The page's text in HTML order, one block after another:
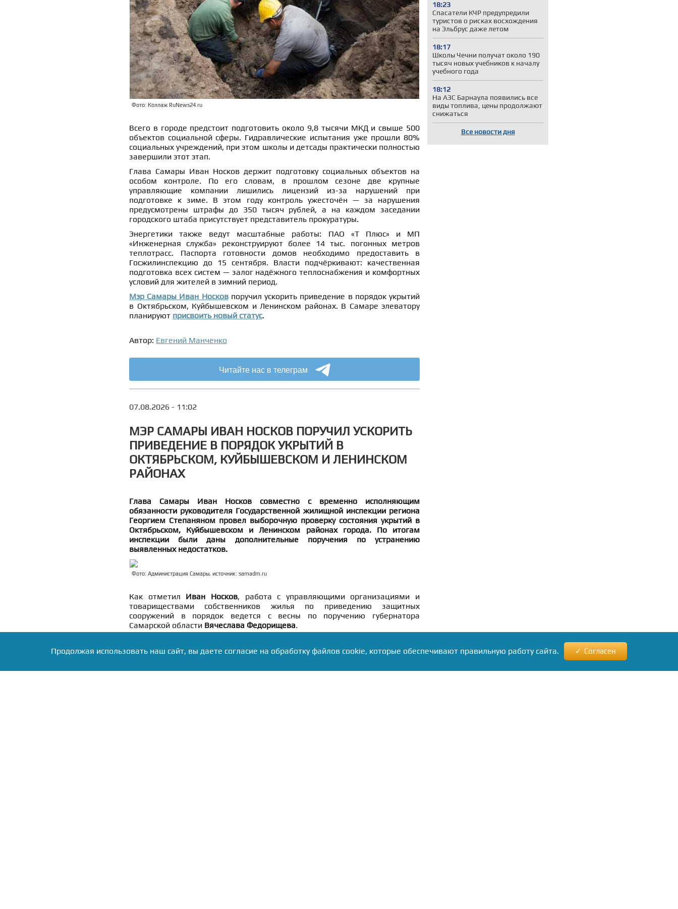
18:23
Спасатели КЧР предупредили
туристов о рисках восхождения
на Эльбрус даже летом
18:17
Школы Чечни получат около 190
тысяч новых учебников к началу
учебного года
18:12
На АЗС Барнаула появились все
виды топлива, цены продолжают
снижаться
Все новости дня
Фото: Коллаж RuNews24.ru
Всего в городе предстоит подготовить около 9,8 тысячи МКД и свыше 500
объектов социальной сферы. Гидравлические испытания уже прошли 80%
социальных учреждений, при этом школы и детсады практически полностью
завершили этот этап.
Глава Самары Иван Носков держит подготовку социальных объектов на
особом контроле. По его словам, в прошлом сезоне две крупные
управляющие компании лишились лицензий из-за нарушений при
подготовке к зиме. В этом году контроль ужесточён — за нарушения
предусмотрены штрафы до 350 тысяч рублей, а на каждом заседании
городского штаба присутствует представитель прокуратуры.
Энергетики также ведут масштабные работы: ПАО «Т Плюс» и МП
«Инженерная служба» реконструируют более 14 тыс. погонных метров
теплотрасс. Паспорта готовности домов необходимо предоставить в
Госжилинспекцию до 15 сентября. Власти подчёркивают: качественная
подготовка всех систем — залог надёжного теплоснабжения и комфортных
условий для жителей в зимний период.
Мэр Самары Иван Носковпоручил ускорить приведение в порядок укрытий
в Октябрьском, Куйбышевском и Ленинском районах. В Самаре элеватору
планируют присвоить новый статус.
Автор: Евгений Манченко
Читайте нас в телеграм
07.08.2026 - 11:02
МЭР САМАРЫ ИВАН НОСКОВ ПОРУЧИЛ УСКОРИТЬ
ПРИВЕДЕНИЕ В ПОРЯДОК УКРЫТИЙ В
ОКТЯБРЬСКОМ, КУЙБЫШЕВСКОМ И ЛЕНИНСКОМ
РАЙОНАХ
Глава Самары Иван Носков совместно с временно исполняющим
обязанности руководителя Государственной жилищной инспекции региона
Георгием Степаняном провел выборочную проверку состояния укрытий в
Октябрьском, Куйбышевском и Ленинском районах города. По итогам
инспекции были даны дополнительные поручения по устранению
выявленных недостатков.
Фото: Администрация Самары, источник: samadm.ru
Как отметил Иван Носков, работа с управляющими организациями и
товариществами собственников жилья по приведению защитных
сооружений в порядок ведется с весны по поручению губернатора
Самарской области Вячеслава Федорищева.
«На улице Нефтяников осмотрели два одинаковых укрытия. В
помещение — полная противоположность. При этом оба укрытия
Продолжая использовать наш сайт, вы даете согласие на обработку файлов cookie, которые обеспечивают правильную работу сайта. Согласен